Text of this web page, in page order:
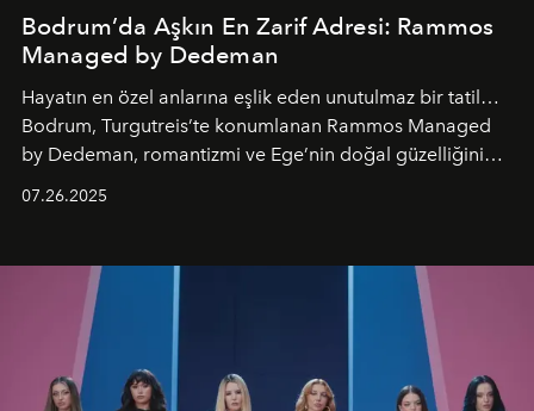
Bodrum’da Aşkın En Zarif Adresi: Rammos
Managed by Dedeman
Hayatın en özel anlarına eşlik eden unutulmaz bir tatil…
Bodrum, Turgutreis’te konumlanan Rammos Managed
by Dedeman, romantizmi ve Ege’nin doğal güzelliğini
07.26.2025